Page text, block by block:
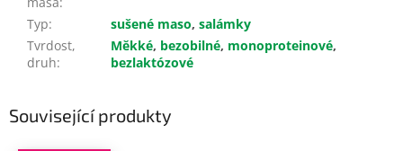
Typ: sušené maso, salámky
Tvrdost,
druh:
Měkké, bezobilné, monoproteinové,
bezlaktózové
Související produkty